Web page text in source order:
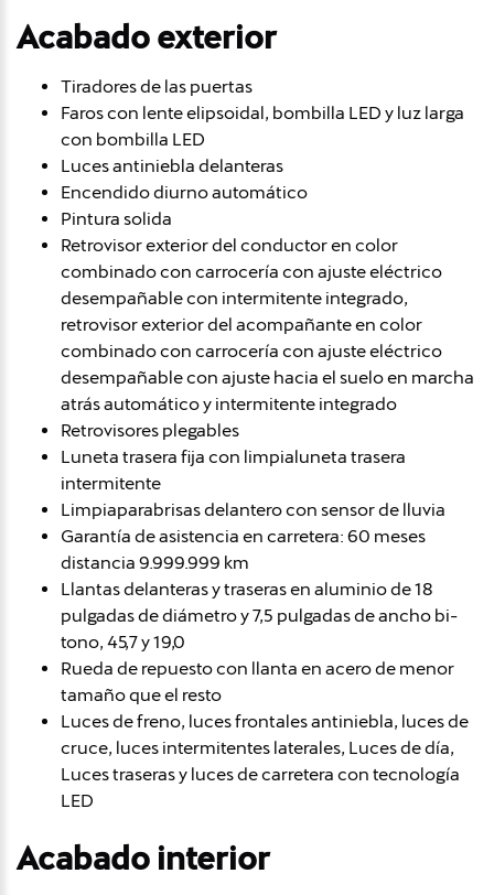
Acabado exterior
Tiradores de las puertas
Faros con lente elipsoidal, bombilla LED y luz larga
con bombilla LED
Luces antiniebla delanteras
Encendido diurno automático
Pintura solida
Retrovisor exterior del conductor en color
combinado con carrocería con ajuste eléctrico
desempañable con intermitente integrado,
retrovisor exterior del acompañante en color
combinado con carrocería con ajuste eléctrico
desempañable con ajuste hacia el suelo en marcha
atrás automático y intermitente integrado
Retrovisores plegables
Luneta trasera fija con limpialuneta trasera
intermitente
Limpiaparabrisas delantero con sensor de lluvia
Garantía de asistencia en carretera: 60 meses
distancia 9.999.999 km
Llantas delanteras y traseras en aluminio de 18
pulgadas de diámetro y 7,5 pulgadas de ancho bi-
tono, 45,7 y 19,0
Rueda de repuesto con llanta en acero de menor
tamaño que el resto
Luces de freno, luces frontales antiniebla, luces de
cruce, luces intermitentes laterales, Luces de día,
Luces traseras y luces de carretera con tecnología
LED
Acabado interior